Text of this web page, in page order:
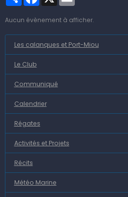
Aucun évènement à afficher.
Les calanques et Port-Miou
Le Club
Communiqué
Calendrier
Régates
Activités et Projets
Récits
Météo Marine